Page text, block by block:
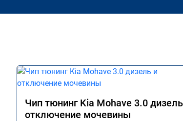
Чип тюнинг Kia Mohave 3.0
отключение мочевины